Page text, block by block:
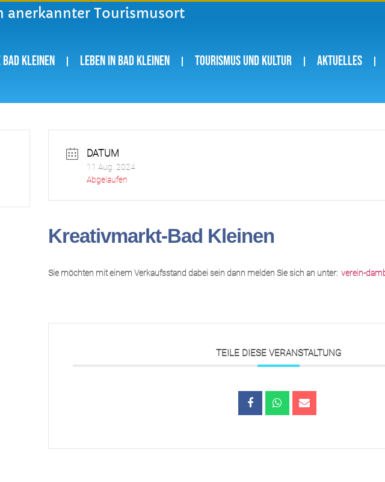
anerkannter Tourismusort
Bad Kleinen Leben in Bad Kleinen Tourismus und Kultur Aktuelles
DATUM
11 Aug. 2024
Abgelaufen
Kreativmarkt-Bad Kleinen
Sie möchten mit einem Verkaufsstand dabei sein dann melden Sie sich an unter: verein-
TEILE DIESE VERANSTALTUNG